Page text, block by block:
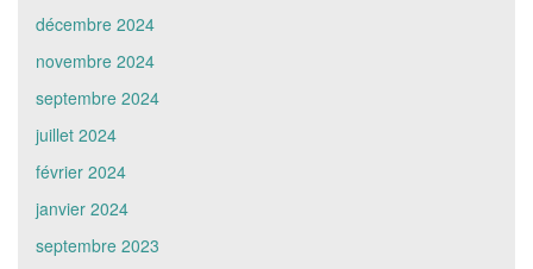
décembre 2024
novembre 2024
septembre 2024
juillet 2024
février 2024
janvier 2024
septembre 2023